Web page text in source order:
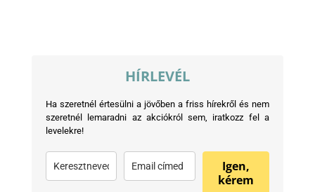
HÍRLEVÉL
Ha szeretnél értesülni a jövőben a friss hírekről és nem
szeretnél lemaradni az akciókról sem, iratkozz fel a
levelekre!
Igen,
kérem